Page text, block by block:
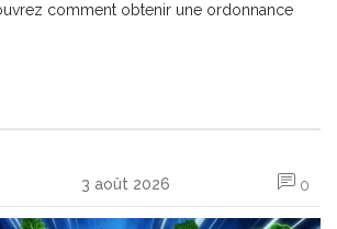
comment obtenir une ordonnance
3 août 2026 0